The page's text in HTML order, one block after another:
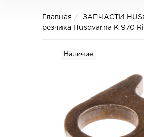
Главная ЗАПЧАСТИ
резчика Husqvarna K 970
Наличие